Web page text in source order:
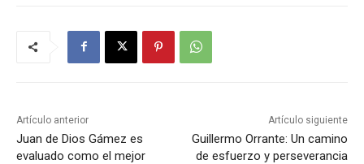
Artículo anterior
Juan de Dios Gámez es
evaluado como el mejor
Artículo siguiente
Guillermo Orrante: Un camino
de esfuerzo y perseverancia